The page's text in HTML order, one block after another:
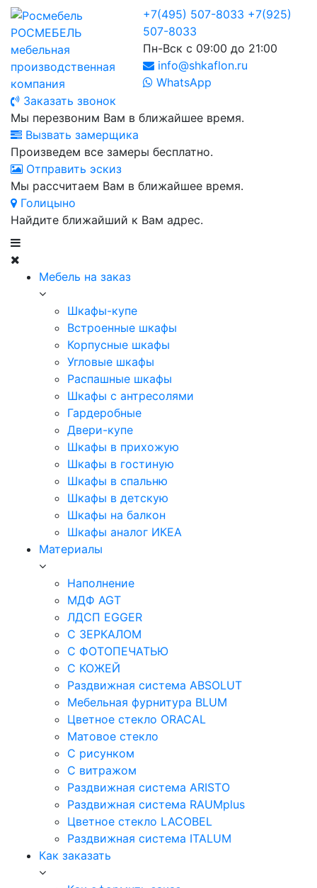
РОСМЕБЕЛЬ
мебельная
производственная
компания
+7(495) 507-8033 +7(925)
507-8033
Пн-Вск с 09:00 до 21:00
info@shkaflon.ru
WhatsApp
Заказать звонок
Мы перезвоним Вам в ближайшее время.
Вызвать замерщика
Произведем все замеры бесплатно.
Отправить эскиз
Мы рассчитаем Вам в ближайшее время.
Голицыно
Найдите ближайший к Вам адрес.
Мебель на заказ
Шкафы-купе
Встроенные шкафы
Корпусные шкафы
Угловые шкафы
Распашные шкафы
Шкафы с антресолями
Гардеробные
Двери-купе
Шкафы в прихожую
Шкафы в гостиную
Шкафы в спальню
Шкафы в детскую
Шкафы на балкон
Шкафы аналог ИКЕА
Материалы
Наполнение
МДФ AGT
ЛДСП EGGER
С ЗЕРКАЛОМ
С ФОТОПЕЧАТЬЮ
С КОЖЕЙ
Раздвижная система ABSOLUT
Мебельная фурнитура BLUM
Цветное стекло ORACAL
Матовое стекло
C рисунком
C витражом
Раздвижная система ARISTO
Раздвижная система RAUMplus
Цветное стекло LACOBEL
Раздвижная система ITALUM
Как заказать